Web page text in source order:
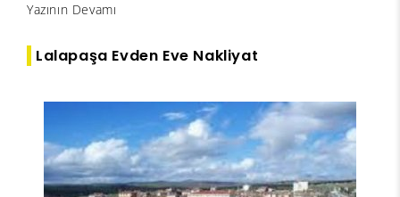
Yazının Devamı
Lalapaşa Evden Eve Nakliyat